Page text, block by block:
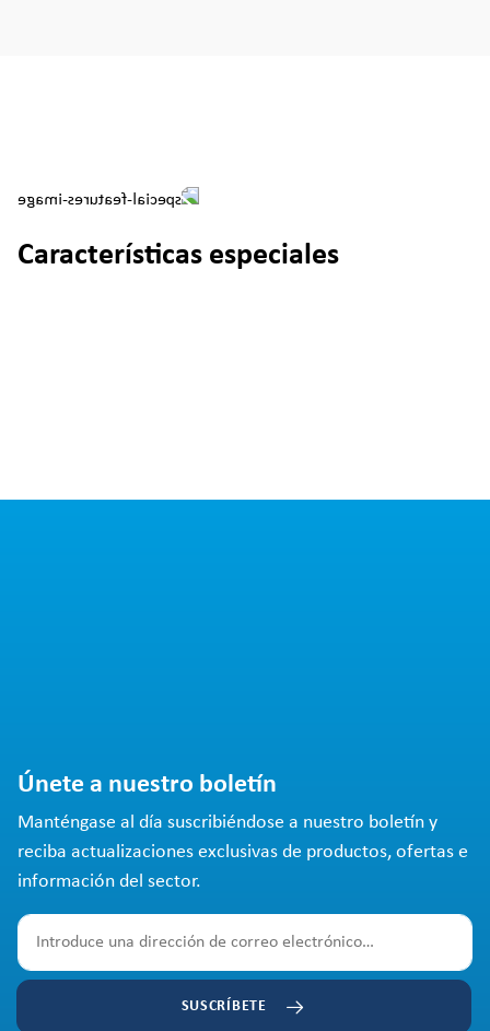
Características especiales
Únete a nuestro boletín
Manténgase al día suscribiéndose a nuestro boletín y
reciba actualizaciones exclusivas de productos, ofertas e
información del sector.
SUSCRÍBETE